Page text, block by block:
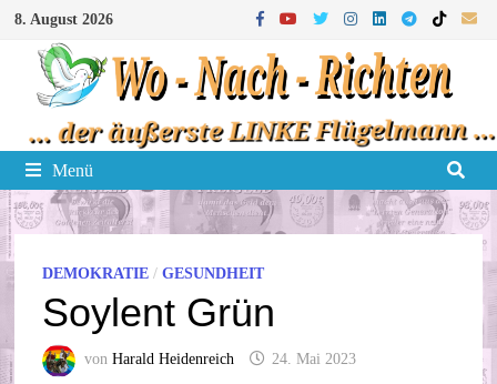
Zum
Inhalt
springen
8. August 2026
Menü
DEMOKRATIE /GESUNDHEIT
Soylent Grün
vonHarald Heidenreich 24. Mai 2023